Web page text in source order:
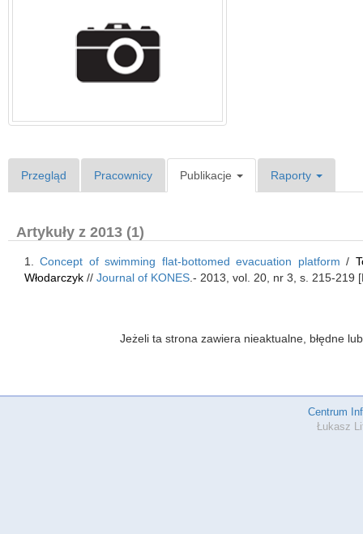
Przegląd Pracownicy Publikacje Raporty
Artykuły z 2013 (1)
1.Concept of swimming flat-bottomed evacuation platform /
Włodarczyk // Journal of KONES .- 2013, vol. 20, nr 3, s. 215-219
Jeżeli ta strona zawiera nieaktualne, błędne
Centrum
Łukasz